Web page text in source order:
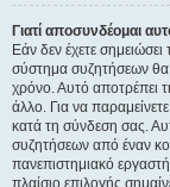
Γιατί αποσυνδέομαι
Εάν δεν έχετε σημειώσει
σύστημα συζητήσεων θα
χρόνο. Αυτό αποτρέπει
άλλο. Για να
κατά τη σύνδεση σας.
συζητήσεων από έναν
πανεπιστημιακό
πλαίσιο επιλογής